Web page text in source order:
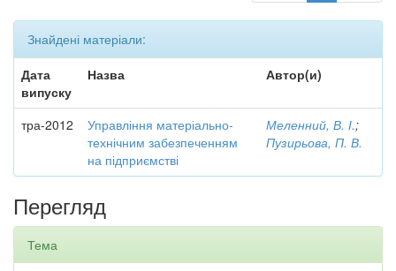
Знайдені матеріали:
Дата
випуску
Назва Автор(и)
тра-2012
Управління матеріально-
технічним забезпеченням
на підприємстві
Меленний, В. І.;
Пузирьова, П. В.
Перегляд
Тема